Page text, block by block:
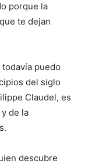
porque la
te dejan
puedo
del siglo
Claudel, es
de la
descubre